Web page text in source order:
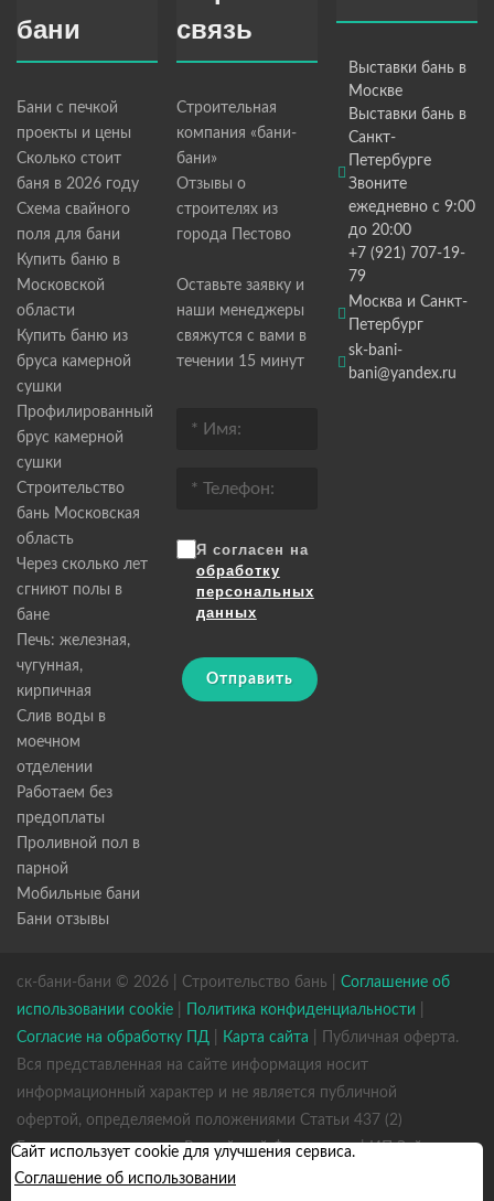
бани
Бани с печкой
проекты и цены
Сколько стоит
баня в 2026 году
Схема свайного
поля для бани
Купить баню в
Московской
области
Купить баню из
бруса камерной
сушки
Профилированный
брус камерной
сушки
Строительство
бань Московская
область
Через сколько лет
сгниют полы в
бане
Печь: железная,
чугунная,
кирпичная
Слив воды в
моечном
отделении
Работаем без
предоплаты
Проливной пол в
парной
Мобильные бани
Бани отзывы
связь
Строительная
компания «бани-
бани»
Отзывы о
строителях из
города Пестово
Оставьте заявку и
наши менеджеры
свяжутся с вами в
течении 15 минут
Я согласен на
обработку
персональных
данных
Отправить
Выставки бань в
Москве
Выставки бань в
Санкт-
Петербурге
Звоните
ежедневно с 9:00
до 20:00
+7 (921) 707-19-
79
Москва и Санкт-
Петербург
sk-bani-
bani@yandex.ru
ск-бани-бани © 2026 | Строительство бань | Соглашение об
использовании cookie
Политика конфиденциальности
Согласие на обработку ПД
Карта сайта | Публичная оферта.
Вся представленная на сайте информация носит
информационный характер и не является публичной
офертой, определяемой положениями Статьи 437 (2)
Гражданского кодекса Российской Федерации. | ИП Зайцев
К. А. ИНН 531301660823 ОГРН 317784700352926
Сайт использует cookie для улучшения сервиса.
Соглашение об использовании